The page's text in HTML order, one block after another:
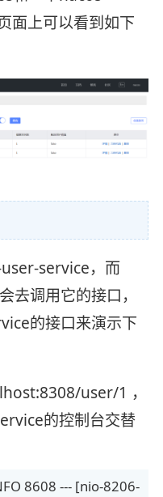
面上可以看到如下
service，而
调用它的接口，
的接口来演示下
user/1 ，
的控制台交替
8608 --- [nio-8206-